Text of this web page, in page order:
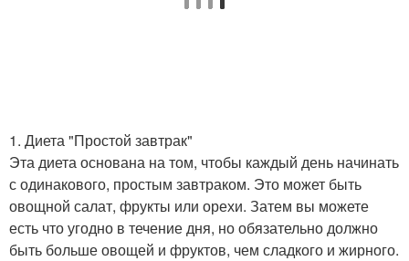
1. Диета "Простой завтрак"
Эта диета основана на том, чтобы каждый день начинать
с одинакового, простым завтраком. Это может быть
овощной салат, фрукты или орехи. Затем вы можете
есть что угодно в течение дня, но обязательно должно
быть больше овощей и фруктов, чем сладкого и жирного.